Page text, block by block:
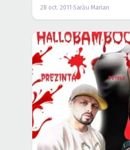
28 oct. 2011 ·Sarău Marian